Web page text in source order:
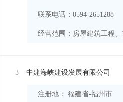
联系电话：0594-2651288
经营范围：
3 中建海峡建设发展有限公司
注册地： 福建省-福州市